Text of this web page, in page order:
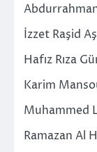
İzzet Raşid
Hafız Rıza
Karim
Muhammed
Ramazan Al